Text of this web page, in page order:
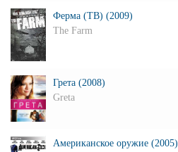
Ферма (ТВ) (2009)
The Farm
Грета (2008)
Greta
Американское оружие (2005)